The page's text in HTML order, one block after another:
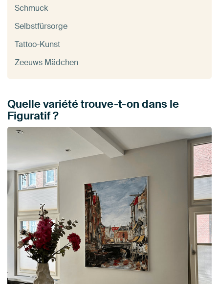
Schmuck
Selbstfürsorge
Tattoo-Kunst
Zeeuws Mädchen
Quelle variété trouve-t-on dans le
Figuratif ?